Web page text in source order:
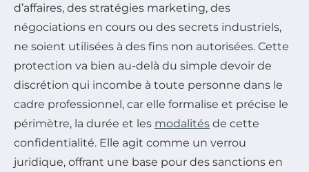
d’affaires, des stratégies marketing, des
négociations en cours ou des secrets industriels,
ne soient utilisées à des fins non autorisées. Cette
protection va bien au-delà du simple devoir de
discrétion qui incombe à toute personne dans le
cadre professionnel, car elle formalise et précise le
périmètre, la durée et les modalités de cette
confidentialité. Elle agit comme un verrou
juridique, offrant une base pour des sanctions en